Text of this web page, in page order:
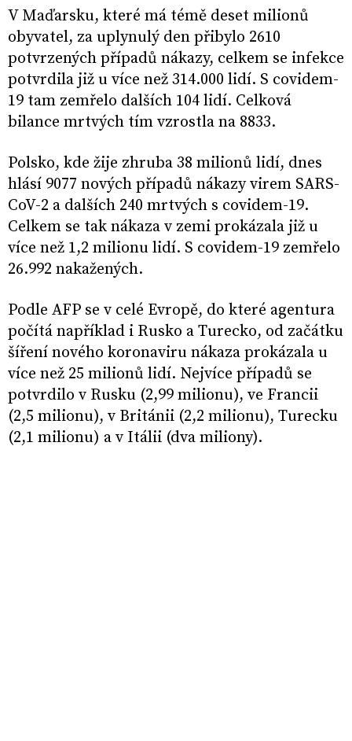
V Maďarsku, které má témě deset milionů
obyvatel, za uplynulý den přibylo 2610
potvrzených případů nákazy, celkem se infekce
potvrdila již u více než 314.000 lidí. S covidem-
19 tam zemřelo dalších 104 lidí. Celková
bilance mrtvých tím vzrostla na 8833.
Polsko, kde žije zhruba 38 milionů lidí, dnes
hlásí 9077 nových případů nákazy virem SARS-
CoV-2 a dalších 240 mrtvých s covidem-19.
Celkem se tak nákaza v zemi prokázala již u
více než 1,2 milionu lidí. S covidem-19 zemřelo
26.992 nakažených.
Podle AFP se v celé Evropě, do které agentura
počítá například i Rusko a Turecko, od začátku
šíření nového koronaviru nákaza prokázala u
více než 25 milionů lidí. Nejvíce případů se
potvrdilo v Rusku (2,99 milionu), ve Francii
(2,5 milionu), v Británii (2,2 milionu), Turecku
(2,1 milionu) a v Itálii (dva miliony).